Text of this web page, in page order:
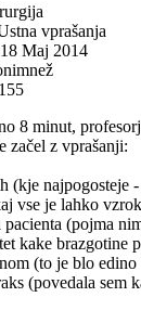
vprašanja
18 Maj 2014
8 minut,
začel z vprašanji:
(kje najpogosteje
vse je lahko
(pojma
kake brazgotine
(to je blo
(povedala sem